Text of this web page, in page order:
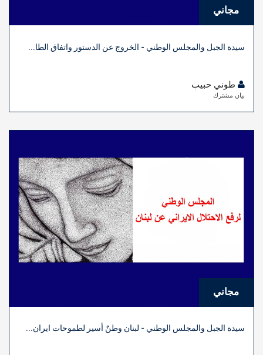
مجاني
سيدة الجبل والمجلس الوطني - الخروج عن الدستور واتفاق الطا...
بيان مشترك
مجاني
سيدة الجبل والمجلس الوطني - لبنان وطنٌ أسير لطموحات ايران...